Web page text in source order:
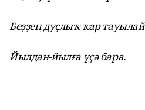
Беҙҙең дуҫлыҡ ҡар тауылай
Йылдан-йылға үҫә бара.